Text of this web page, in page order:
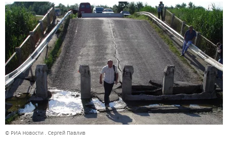
© РИА Новости . Сергей Павлив